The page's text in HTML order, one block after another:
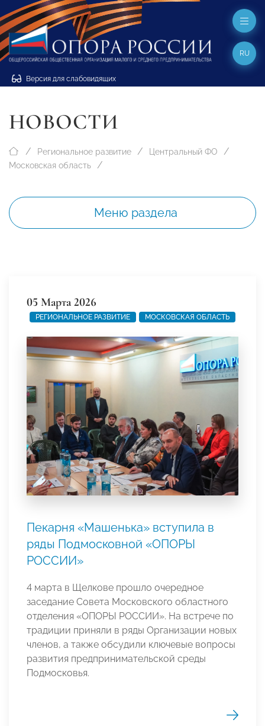
Версия для слабовидящих
RU
НОВОСТИ
Региональное развитие
Центральный ФО
Московская область
Меню раздела
05 Марта 2026
РЕГИОНАЛЬНОЕ РАЗВИТИЕ МОСКОВСКАЯ ОБЛАСТЬ
Пекарня «Машенька» вступила в
ряды Подмосковной «ОПОРЫ
РОССИИ»
4 марта в Щелкове прошло очередное
заседание Совета Московского областного
отделения «ОПОРЫ РОССИИ». На встрече по
традиции приняли в ряды Организации новых
членов, а также обсудили ключевые вопросы
развития предпринимательской среды
Подмосковья.